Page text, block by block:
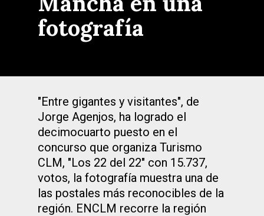
fotografía
"Entre gigantes y visitantes", de
Jorge Agenjos, ha logrado el
decimocuarto puesto en el
concurso que organiza Turismo
CLM, "Los 22 del 22" con 15.737,
votos, la fotografía muestra una de
las postales más reconocibles de la
región. ENCLM recorre la región